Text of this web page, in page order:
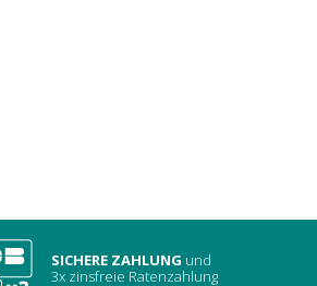
SICHERE ZAHLUNG und
3x zinsfreie Ratenzahlung